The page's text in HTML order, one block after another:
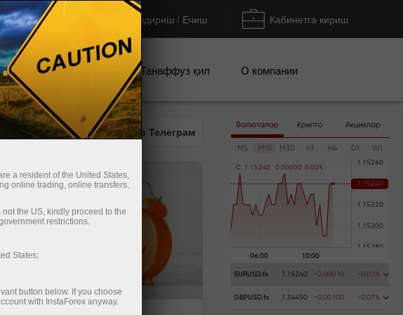
Тўлдириш / Ечиш Кабинетга кириш
Промоакциялар Танаффуз қил О компании
Аналитика в Телеграм Валюталар Крипто Акциялар
M5 M15 M30 H1 H4 D1 W1
C 1 . 1 52 40 0 .00000 0 .00%
EURUSD.fx 1.15240 -0.00010 -0.01%
GBPUSD.fx 1.34450 -0.00100 -0.07%
a resident of the United States,
online trading, online transfers,
the US, kindly proceed to the
restrictions.
States;
button below. If you choose
with InstaForex anyway.